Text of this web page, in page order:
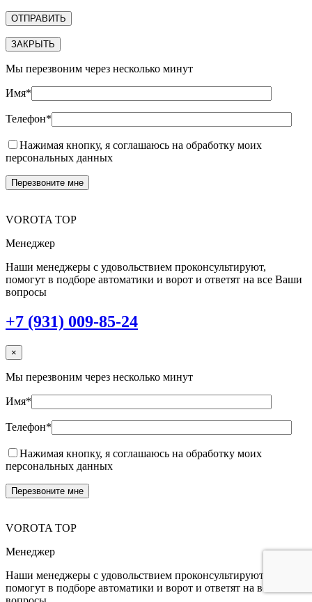
ЗАКРЫТЬ
Мы перезвоним через несколько минут
Имя*
Телефон*
Нажимая кнопку, я соглашаюсь на обработку моих
персональных данных
VOROTA TOP
Менеджер
Наши менеджеры с удовольствием проконсультируют,
помогут в подборе автоматики и ворот и ответят на все Ваши
вопросы
+7 (931) 009-85-24
×
Мы перезвоним через несколько минут
Имя*
Телефон*
Нажимая кнопку, я соглашаюсь на обработку моих
персональных данных
VOROTA TOP
Менеджер
Наши менеджеры с удовольствием проконсультируют,
помогут в подборе автоматики и ворот и ответят на все Ваши